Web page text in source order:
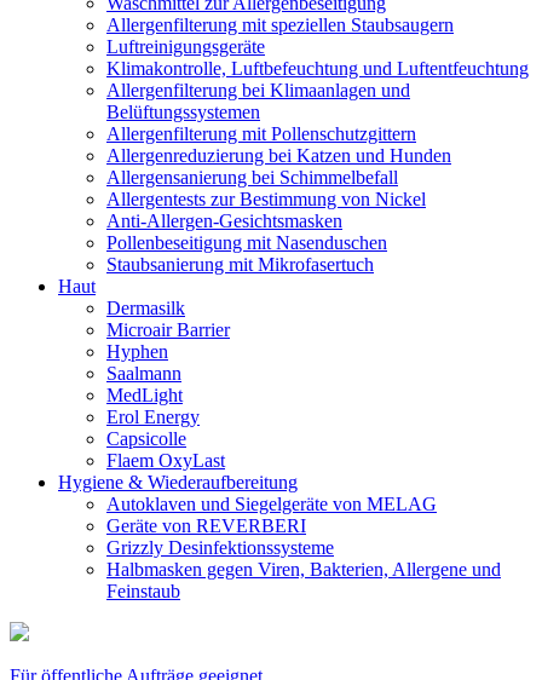
Allergenfilterung mit speziellen Staubsaugern
Luftreinigungsgeräte
Klimakontrolle, Luftbefeuchtung und Luftentfeuchtung
Allergenfilterung bei Klimaanlagen und
Belüftungssystemen
Allergenfilterung mit Pollenschutzgittern
Allergenreduzierung bei Katzen und Hunden
Allergensanierung bei Schimmelbefall
Allergentests zur Bestimmung von Nickel
Anti-Allergen-Gesichtsmasken
Pollenbeseitigung mit Nasenduschen
Staubsanierung mit Mikrofasertuch
Haut
Dermasilk
Microair Barrier
Hyphen
Saalmann
MedLight
Erol Energy
Capsicolle
Flaem OxyLast
Hygiene & Wiederaufbereitung
Autoklaven und Siegelgeräte von MELAG
Geräte von REVERBERI
Grizzly Desinfektionssysteme
Halbmasken gegen Viren, Bakterien, Allergene und
Feinstaub